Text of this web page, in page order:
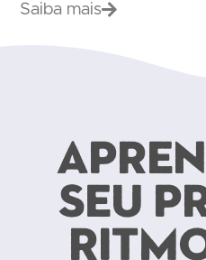
Saiba mais
seu